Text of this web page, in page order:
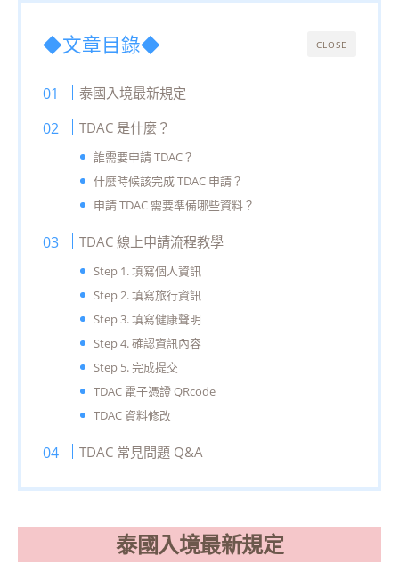
CLOSE
◆文章目錄◆
泰國入境最新規定
TDAC 是什麼？
誰需要申請 TDAC？
什麼時候該完成 TDAC 申請？
申請 TDAC 需要準備哪些資料？
TDAC 線上申請流程教學
Step 1. 填寫個人資訊
Step 2. 填寫旅行資訊
Step 3. 填寫健康聲明
Step 4. 確認資訊內容
Step 5. 完成提交
TDAC 電子憑證 QRcode
TDAC 資料修改
TDAC 常見問題 Q&A
泰國入境最新規定